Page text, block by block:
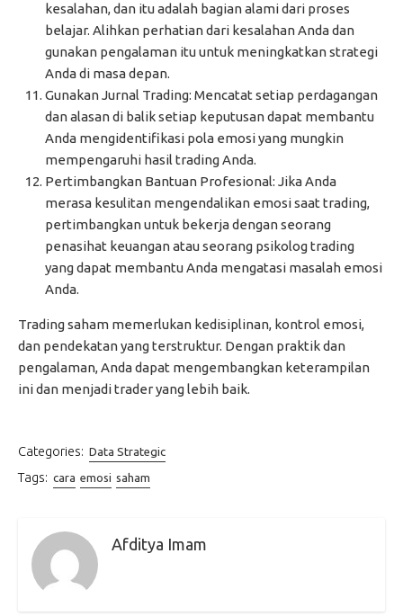
kesalahan, dan itu adalah bagian alami dari proses
belajar. Alihkan perhatian dari kesalahan Anda dan
gunakan pengalaman itu untuk meningkatkan strategi
Anda di masa depan.
Gunakan Jurnal Trading: Mencatat setiap perdagangan
dan alasan di balik setiap keputusan dapat membantu
Anda mengidentifikasi pola emosi yang mungkin
mempengaruhi hasil trading Anda.
Pertimbangkan Bantuan Profesional: Jika Anda
merasa kesulitan mengendalikan emosi saat trading,
pertimbangkan untuk bekerja dengan seorang
penasihat keuangan atau seorang psikolog trading
yang dapat membantu Anda mengatasi masalah emosi
Anda.
Trading saham memerlukan kedisiplinan, kontrol emosi,
dan pendekatan yang terstruktur. Dengan praktik dan
pengalaman, Anda dapat mengembangkan keterampilan
ini dan menjadi trader yang lebih baik.
Categories: Data Strategic
Tags: cara emosi saham
Afditya Imam